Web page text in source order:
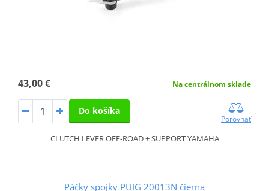
43,00 € Na centrálnom sklade
Do košíka
Porovnať
CLUTCH LEVER OFF-ROAD + SUPPORT YAMAHA
Páčky spojky PUIG 20013N čierna